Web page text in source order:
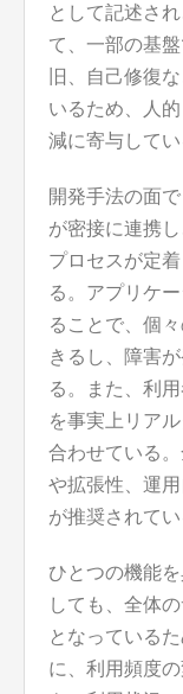
として記述さ
て、一部の基
旧、自己修復
いるため、人
減に寄与してい
開発手法の面
が密接に連携
プロセスが定
る。アプリケ
ることで、個
きるし、障害
る。また、利
を事実上リア
合わせている
や拡張性、運
が推奨されてい
ひとつの機能
しても、全体
となっている
に、利用頻度